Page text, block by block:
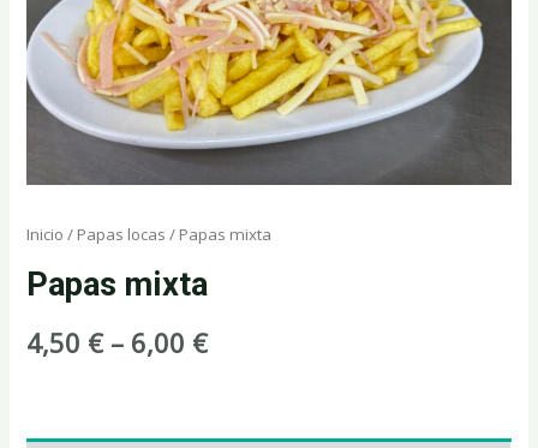
Inicio / Papas locas / Papas mixta
Papas mixta
4,50 €– 6,00 €